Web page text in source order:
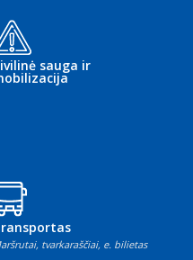
sauga ir
tvarkaraščiai, e. bilietas